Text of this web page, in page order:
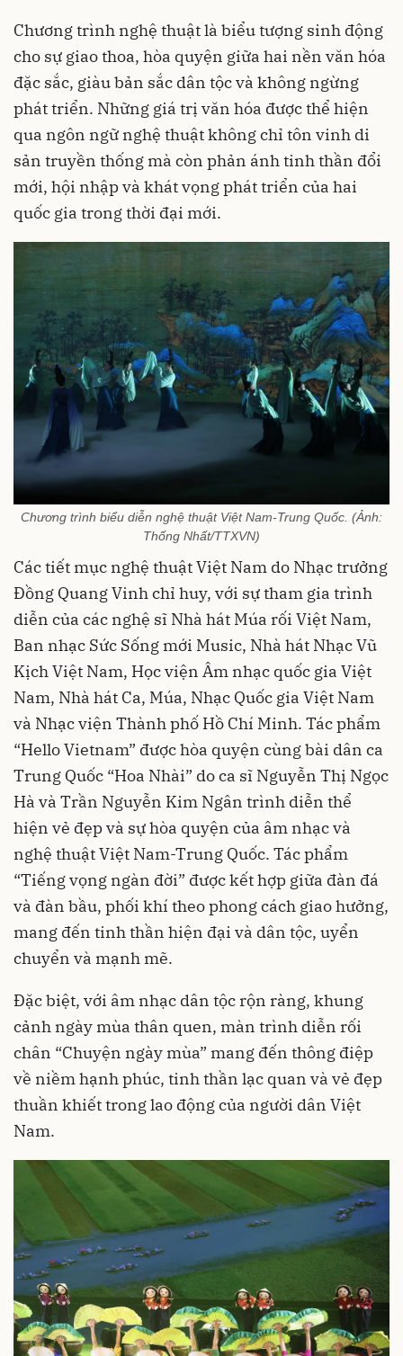
Chương trình nghệ thuật là biểu tượng sinh động
cho sự giao thoa, hòa quyện giữa hai nền văn hóa
đặc sắc, giàu bản sắc dân tộc và không ngừng
phát triển. Những giá trị văn hóa được thể hiện
qua ngôn ngữ nghệ thuật không chỉ tôn vinh di
sản truyền thống mà còn phản ánh tinh thần đổi
mới, hội nhập và khát vọng phát triển của hai
quốc gia trong thời đại mới.
Chương trình biểu diễn nghệ thuật Việt Nam-Trung Quốc. (Ảnh:
Thống Nhất/TTXVN)
Các tiết mục nghệ thuật Việt Nam do Nhạc trưởng
Đồng Quang Vinh chỉ huy, với sự tham gia trình
diễn của các nghệ sĩ Nhà hát Múa rối Việt Nam,
Ban nhạc Sức Sống mới Music, Nhà hát Nhạc Vũ
Kịch Việt Nam, Học viện Âm nhạc quốc gia Việt
Nam, Nhà hát Ca, Múa, Nhạc Quốc gia Việt Nam
và Nhạc viện Thành phố Hồ Chí Minh. Tác phẩm
“Hello Vietnam” được hòa quyện cùng bài dân ca
Trung Quốc “Hoa Nhài” do ca sĩ Nguyễn Thị Ngọc
Hà và Trần Nguyễn Kim Ngân trình diễn thể
hiện vẻ đẹp và sự hòa quyện của âm nhạc và
nghệ thuật Việt Nam-Trung Quốc. Tác phẩm
“Tiếng vọng ngàn đời” được kết hợp giữa đàn đá
và đàn bầu, phối khí theo phong cách giao hưởng,
mang đến tinh thần hiện đại và dân tộc, uyển
chuyển và mạnh mẽ.
Đặc biệt, với âm nhạc dân tộc rộn ràng, khung
cảnh ngày mùa thân quen, màn trình diễn rối
chân “Chuyện ngày mùa” mang đến thông điệp
về niềm hạnh phúc, tinh thần lạc quan và vẻ đẹp
thuần khiết trong lao động của người dân Việt
Nam.